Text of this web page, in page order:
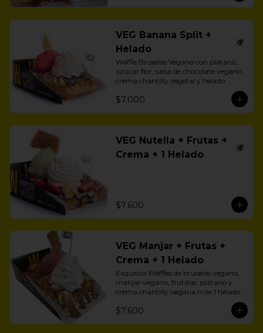
VEG Banana Split +
Helado
Waffle Bruselas Vegano con plátano,
azúcar flor, salsa de chocolate vegano,
crema chantilly vegetal y helado
$7.000
VEG Nutella + Frutas +
Crema + 1 Helado
$7.600
VEG Manjar + Frutas +
Crema + 1 Helado
Exquisito Waffles de bruselas vegano,
manjar vegano, frutillas, plátano y
crema chantilly vegana más 1 helado
$7.600